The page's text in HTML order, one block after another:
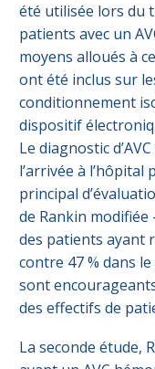
été utilisée lors du
patients avec un
moyens alloués à
ont été inclus sur
conditionnement
dispositif
Le diagnostic
l’arrivée à
principal
de Rankin modifiée
des patients ayant
contre 47 % dans
sont
des effectifs de
La seconde étude,